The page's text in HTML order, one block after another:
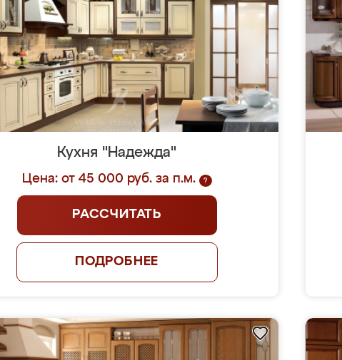
Кухня "Надежда"
Цена: от 45 000 руб. за п.м. ?
РАССЧИТАТЬ
ПОДРОБНЕЕ